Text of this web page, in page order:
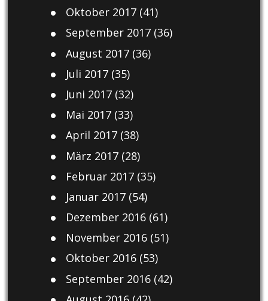
Oktober 2017(41)
September 2017(36)
August 2017(36)
Juli 2017(35)
Juni 2017(32)
Mai 2017(33)
April 2017(38)
März 2017(28)
Februar 2017(35)
Januar 2017(54)
Dezember 2016(61)
November 2016(51)
Oktober 2016(53)
September 2016(42)